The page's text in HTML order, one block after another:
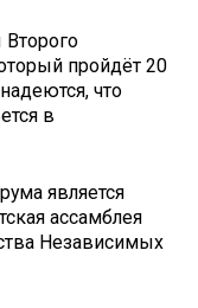
Второго
пройдёт 20
что
в
является
ассамблея
Независимых